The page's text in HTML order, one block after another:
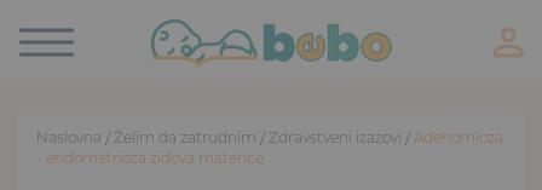
Toggle
navigation
Naslovna / Želim da zatrudnim / Zdravstveni izazovi / Adenomioza
- endometrioza zidova materice